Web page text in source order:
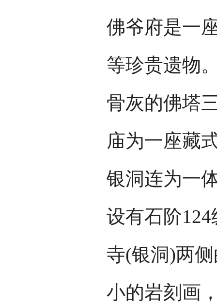
佛爷府是一
等珍贵遗物
骨灰的佛塔
庙为一座藏
银洞连为一
设有石阶
寺(银洞)两
小的岩刻画